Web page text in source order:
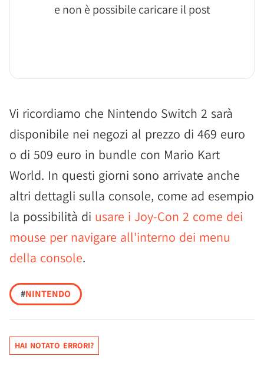
e non è possibile caricare il post
Vi ricordiamo che Nintendo Switch 2 sarà
disponibile nei negozi al prezzo di 469 euro
o di 509 euro in bundle con Mario Kart
World. In questi giorni sono arrivate anche
altri dettagli sulla console, come ad esempio
la possibilità di usare i Joy-Con 2 come dei
mouse per navigare all'interno dei menu
della console.
#NINTENDO
HAI NOTATO ERRORI?